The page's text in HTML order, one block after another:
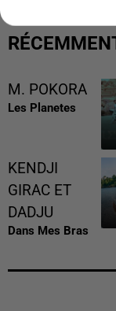
M. POKORA
Les Planetes
KENDJI
GIRAC ET
DADJU
Dans Mes Bras